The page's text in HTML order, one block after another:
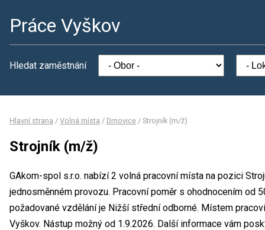
Práce Vyškov
Hledat zaměstnání
Hlavní strana / Volná místa / Drnovice / Strojník (m/ž)
Strojník (m/ž)
GAkom-spol s.r.o. nabízí 2 volná pracovní místa na pozici
jednosměnném provozu. Pracovní poměr s ohodnocením od
požadované vzdělání je Nižší střední odborné. Místem
Vyškov. Nástup možný od 1.9.2026. Další informace vám